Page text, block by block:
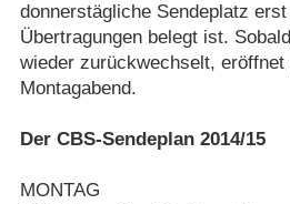
donnerstägliche Sendeplatz
Übertragungen belegt ist.
wieder zurückwechselt, eröffnet
Montagabend.
Der CBS-Sendeplan 2014/​15
MONTAG